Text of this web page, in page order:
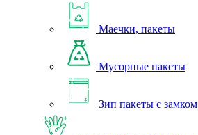
Маечки, пакеты
Мусорные пакеты
Зип пакеты с замком